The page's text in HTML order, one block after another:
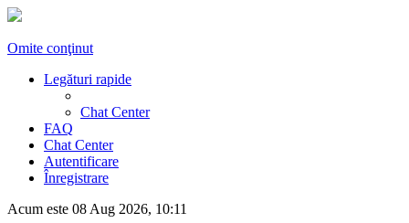
Omite conţinut
Legături rapide
Chat Center
FAQ
Chat Center
Autentificare
Înregistrare
Acum este 08 Aug 2026, 10:11